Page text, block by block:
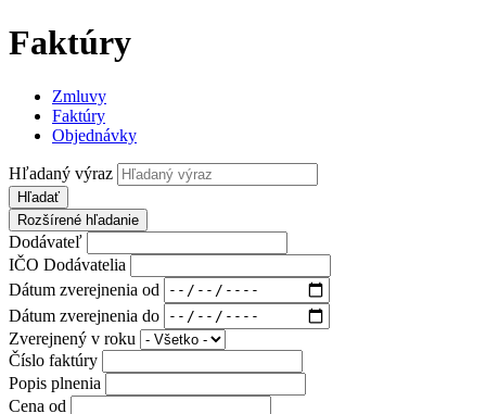
Faktúry
Zmluvy
Faktúry
Objednávky
Hľadaný výraz
Hľadať
Rozšírené hľadanie
Dodávateľ
IČO Dodávatelia
Dátum zverejnenia od
Dátum zverejnenia do
Zverejnený v roku
Číslo faktúry
Popis plnenia
Cena od